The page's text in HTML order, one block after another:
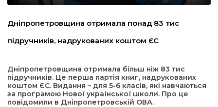
не буває
Відповідаємо
Дніпропетровщина отримала понад 83 тис
підручників, надрукованих коштом ЄС
Дніпропетровщина отримала більш ніж 83 тис
підручників. Це перша партія книг, надрукованих
коштом ЄС. Видання – для 5-6 класів, які навчаються
за програмою Нової української школи. Про це
повідомили в Дніпропетровській ОВА.